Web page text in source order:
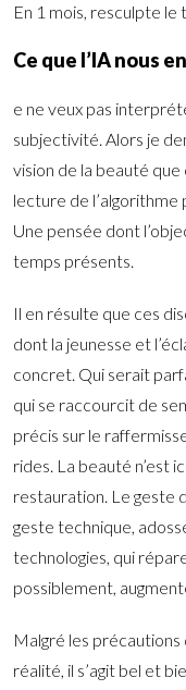
En 1 mois, resculpte le
Ce que l’IA nous
e ne veux pas
subjectivité. Alors je
vision de la beauté
lecture de l’algorithme
Une pensée dont
temps présents.
Il en résulte que ces
dont la jeunesse et
concret. Qui serait
qui se raccourcit de
précis sur le
rides. La beauté n’est
restauration. Le geste
geste technique,
technologies, qui
possiblement,
Malgré les précautions
réalité, il s’agit bel et